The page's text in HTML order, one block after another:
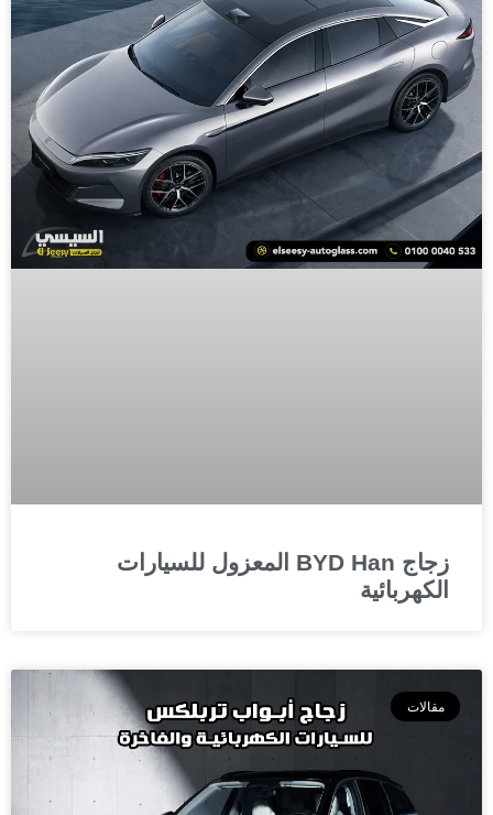
زجاج BYD Han المعزول للسيارات
الكهربائية
مقالات